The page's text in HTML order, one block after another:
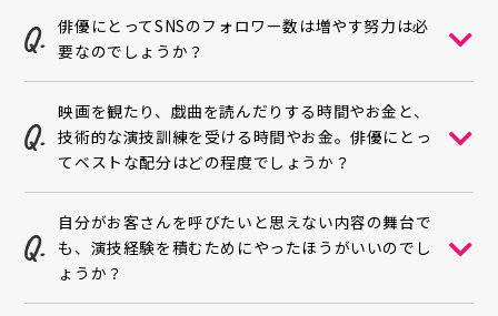
俳優にとってSNSのフォロワー数は増やす努力は必
要なのでしょうか？
映画を観たり、戯曲を読んだりする時間やお金と、
技術的な演技訓練を受ける時間やお金。俳優にとっ
てベストな配分はどの程度でしょうか？
自分がお客さんを呼びたいと思えない内容の舞台で
も、演技経験を積むためにやったほうがいいのでし
ょうか？